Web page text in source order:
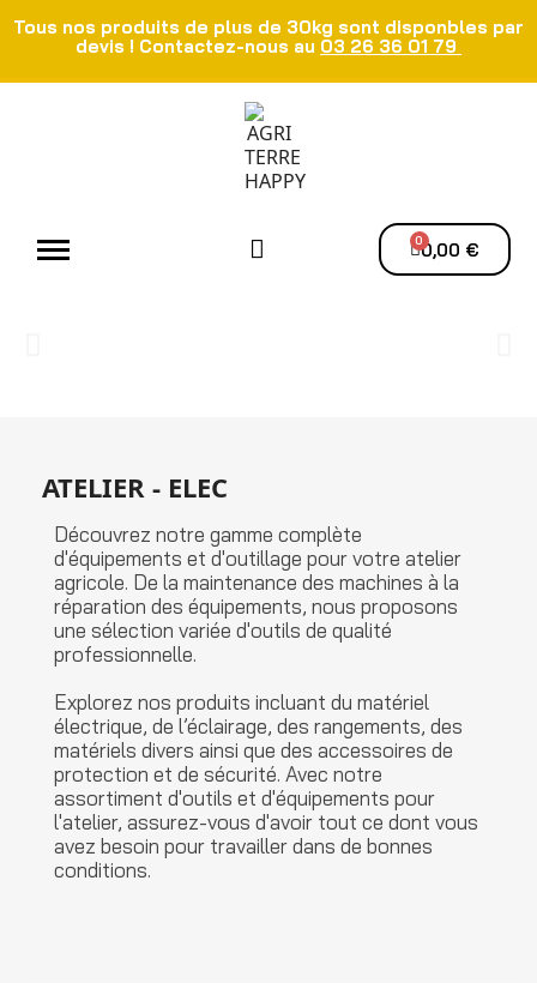
Tous nos produits de plus de 30kg sont disponbles par
devis ! Contactez-nous au 03 26 36 01 79
0,00 €
ATELIER - ELEC
Découvrez notre gamme complète
d'équipements et d'outillage pour votre atelier
agricole. De la maintenance des machines à la
réparation des équipements, nous proposons
une sélection variée d'outils de qualité
professionnelle.
Explorez nos produits incluant du matériel
électrique, de l’éclairage, des rangements, des
matériels divers ainsi que des accessoires de
protection et de sécurité. Avec notre
assortiment d'outils et d'équipements pour
l'atelier, assurez-vous d'avoir tout ce dont vous
avez besoin pour travailler dans de bonnes
conditions.